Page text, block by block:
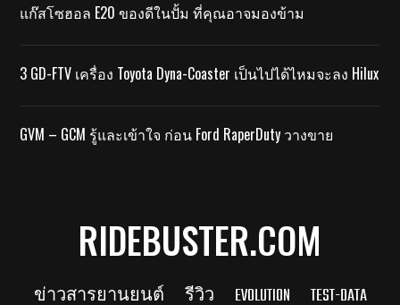
แก๊สโซฮอล E20 ของดีในปั้ม ที่คุณอาจมองข้าม
3 GD-FTV เครื่อง Toyota Dyna-Coaster เป็นไปได้ไหมจะลง Hilux
GVM – GCM รู้และเข้าใจ ก่อน Ford RaperDuty วางขาย
RIDEBUSTER.COM
ข่าวสารยานยนต์ รีวิว EVOLUTION TEST-DATA